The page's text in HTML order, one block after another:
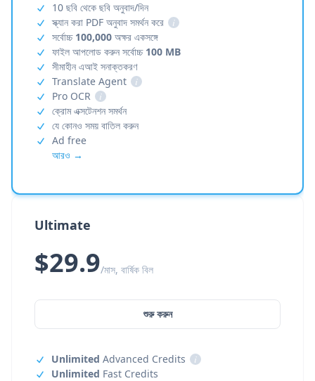
10 ছবি থেকে ছবি অনুবাদ/দিন
স্ক্যান করা PDF অনুবাদ সমর্থন করে
i
সর্বোচ্চ 100,000 অক্ষর একসঙ্গে
ফাইল আপলোড করুন সর্বোচ্চ 100 MB
সীমাহীন এআই সনাক্তকরণ
Translate Agent
i
Pro OCR
i
ক্রোম এক্সটেনশন সমর্থন
যে কোনও সময় বাতিল করুন
Ad free
আরও →
Ultimate
$29.9/মাস, বার্ষিক বিল
শুরু করুন
Unlimited Advanced Credits
i
Unlimited Fast Credits